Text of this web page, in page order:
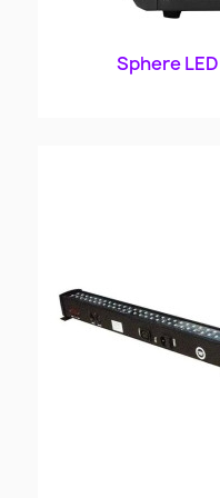
Sphere